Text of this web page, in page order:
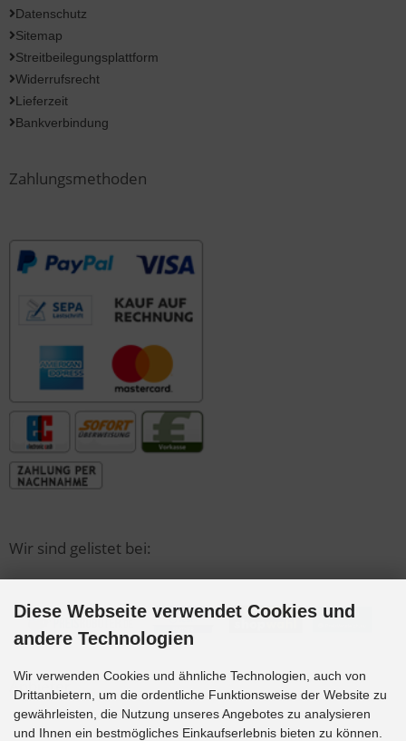
Datenschutz
Sitemap
Streitbeilegungsplattform
Widerrufsrecht
Lieferzeit
Bankverbindung
Zahlungsmethoden
Wir sind gelistet bei:
Anbieter
Diese Webseite verwendet Cookies und
andere Technologien
Wir verwenden Cookies und ähnliche Technologien, auch von
Drittanbietern, um die ordentliche Funktionsweise der Website zu
gewährleisten, die Nutzung unseres Angebotes zu analysieren
und Ihnen ein bestmögliches Einkaufserlebnis bieten zu können.